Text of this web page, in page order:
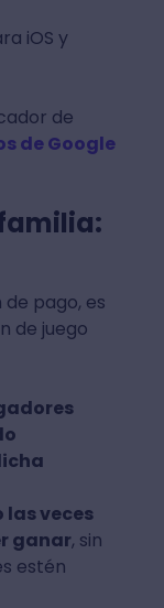
iOS y
de
de Google
pago, es
de juego
veces
ganar, sin
estén